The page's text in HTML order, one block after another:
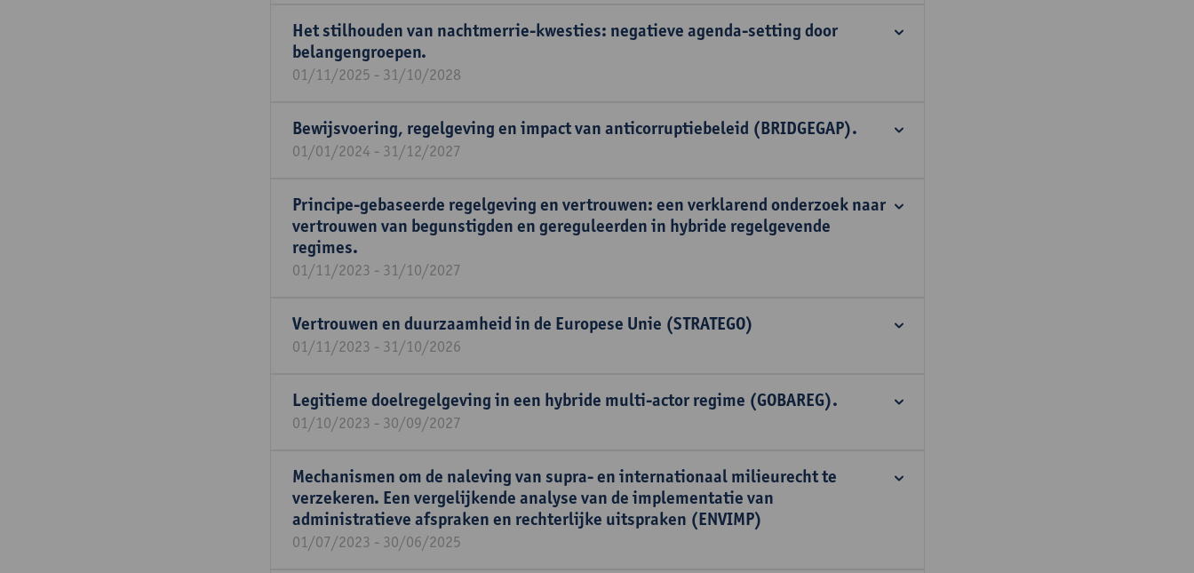
Het stilhouden van nachtmerrie-kwesties: negatieve agenda-setting door
belangengroepen.
01/11/2025 - 31/10/2028
Bewijsvoering, regelgeving en impact van anticorruptiebeleid (BRIDGEGAP).
01/01/2024 - 31/12/2027
Principe-gebaseerde regelgeving en vertrouwen: een verklarend onderzoek naar
vertrouwen van begunstigden en gereguleerden in hybride regelgevende
regimes.
01/11/2023 - 31/10/2027
Vertrouwen en duurzaamheid in de Europese Unie (STRATEGO)
01/11/2023 - 31/10/2026
Legitieme doelregelgeving in een hybride multi-actor regime (GOBAREG).
01/10/2023 - 30/09/2027
Mechanismen om de naleving van supra- en internationaal milieurecht te
verzekeren. Een vergelijkende analyse van de implementatie van
administratieve afspraken en rechterlijke uitspraken (ENVIMP)
01/07/2023 - 30/06/2025